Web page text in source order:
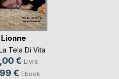
Lionne
Tela Di Vita
€ Livre
€ Ebook